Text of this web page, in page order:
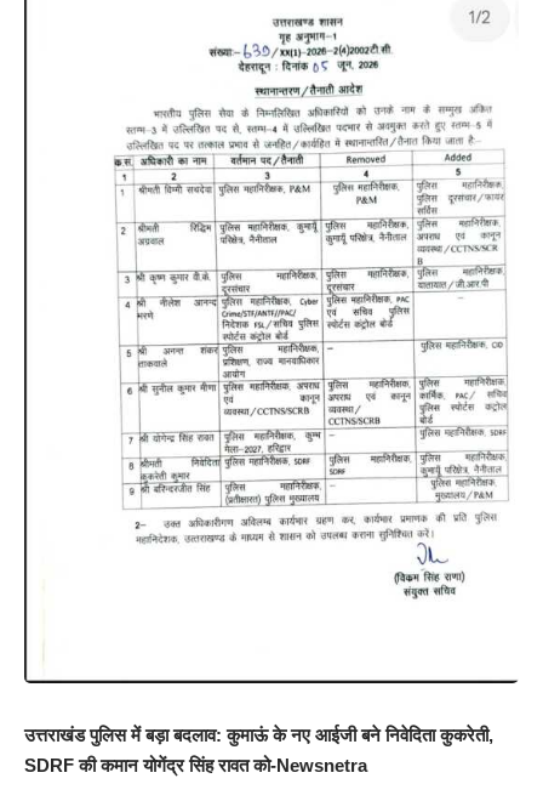
उत्तराखंड पुलिस में बड़ा बदलाव: कुमाऊं के नए आईजी बने निवेदिता कुकरेती,
SDRF की कमान योगेंद्र सिंह रावत को-Newsnetra